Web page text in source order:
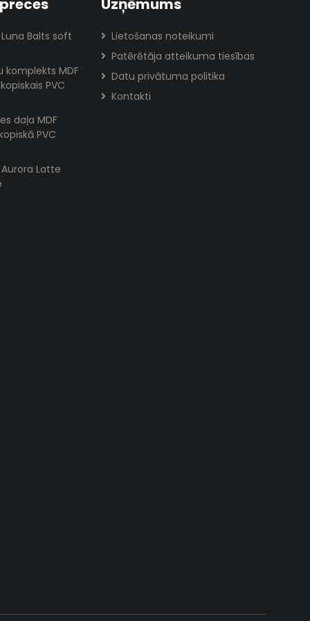
Balts soft
komplekts MDF
PVC
daļa MDF
PVC
Latte
Uzņēmums
Lietošanas noteikumi
Patērētāja atteikuma tiesības
Datu privātuma politika
Kontakti